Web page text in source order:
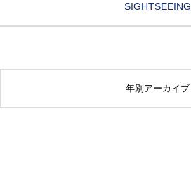
SIGHTSEEING
年別アーカイブ